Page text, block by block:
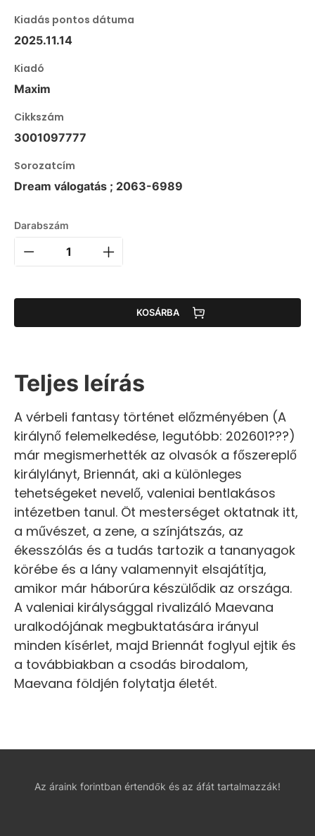
Kiadás pontos dátuma
2025.11.14
Kiadó
Maxim
Cikkszám
3001097777
Sorozatcím
Dream válogatás ; 2063-6989
Darabszám
KOSÁRBA
Teljes leírás
A vérbeli fantasy történet előzményében (A
királynő felemelkedése, legutóbb: 202601???)
már megismerhették az olvasók a főszereplő
királylányt, Briennát, aki a különleges
tehetségeket nevelő, valeniai bentlakásos
intézetben tanul. Öt mesterséget oktatnak itt,
a művészet, a zene, a színjátszás, az
ékesszólás és a tudás tartozik a tananyagok
körébe és a lány valamennyit elsajátítja,
amikor már háborúra készülődik az országa.
A valeniai királysággal rivalizáló Maevana
uralkodójának megbuktatására irányul
minden kísérlet, majd Briennát foglyul ejtik és
a továbbiakban a csodás birodalom,
Maevana földjén folytatja életét.
Az áraink forintban értendők és az áfát tartalmazzák!